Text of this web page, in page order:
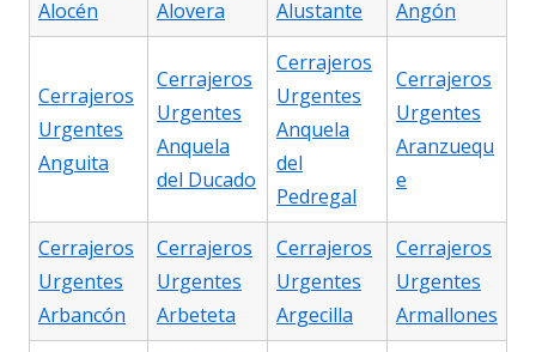
Alocén
Alovera
Alustante
Angón
Cerrajeros
Urgentes
Anguita
Cerrajeros
Urgentes
Anquela
del Ducado
Cerrajeros
Urgentes
Anquela
del
Pedregal
Cerrajeros
Urgentes
Aranzuequ
e
Cerrajeros
Urgentes
Arbancón
Cerrajeros
Urgentes
Arbeteta
Cerrajeros
Urgentes
Argecilla
Cerrajeros
Urgentes
Armallones